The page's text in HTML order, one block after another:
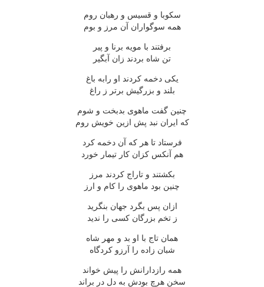
سکوبا و قسیس و رهبان روم
همه سوگواران آن مرز و بوم
برفتند با مویه برنا و پیر
تن شاه بردند زان آبگیر
یکی دخمه کردند او رابه باغ
بلند و بزرگیش برتر ز راغ
چنین گفت ماهوی بدبخت و شوم
که ایران نبد پش ازین خویش روم
فرستاد تا هر که آن دخمه کرد
هم آنکس کزان کار تیمار خورد
بکشتند و تاراج کردند مرز
چنین بود ماهوی را کام و ارز
ازان پس بگرد جهان بنگرید
ز تخم بزرگان کسی را ندید
همان تاج با او بد و مهر شاه
شبان زاده را آرزو کردگاه
همه رازدارانش را پیش خواند
سخن هرچ بودش به دل در براند